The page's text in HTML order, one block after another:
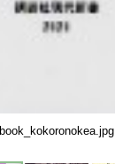
book_kokoronokea.jpg